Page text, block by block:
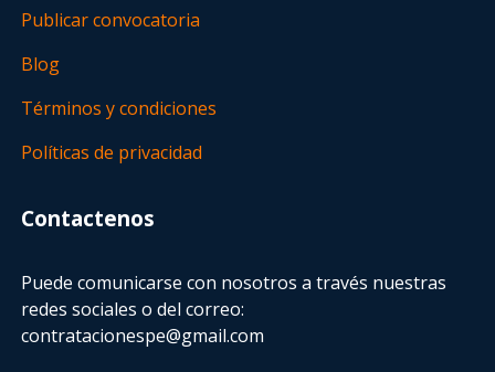
Publicar convocatoria
Blog
Términos y condiciones
Políticas de privacidad
Contactenos
Puede comunicarse con nosotros a través nuestras
redes sociales o del correo:
contratacionespe@gmail.com